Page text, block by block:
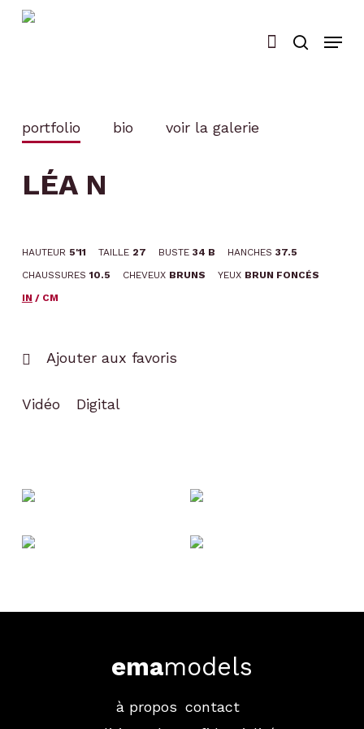
Skip
portfolio bio voir la galerie
LÉA N
HAUTEUR 5'11 TAILLE 27 BUSTE 34 B HANCHES 37.5
CHAUSSURES 10.5 CHEVEUX BRUNS YEUX BRUN FONCÉS
IN / CM
Ajouter aux favoris
Vidéo Digital
emamodels
à propos contact